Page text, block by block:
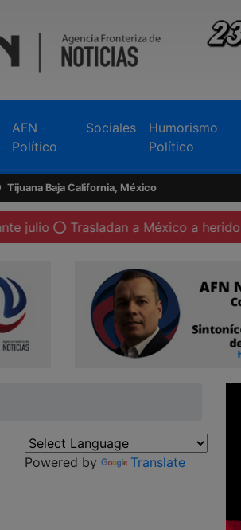
AFN
Político
Sociales
Humorismo
Político
Tijuana Baja California, México
Trasladan a México a heridos por
Powered by
Translate